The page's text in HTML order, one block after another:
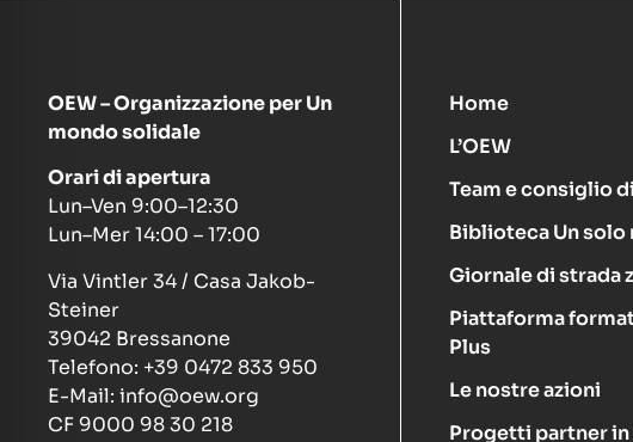
OEW – Organizzazione per Un
mondo solidale
Orari di apertura
Lun–Ven 9:00–12:30
Lun–Mer 14:00 – 17:00
Via Vintler 34 / Casa Jakob-
Steiner
39042 Bressanone
Telefono: +39 0472 833 950
E-Mail: info@oew.org
CF 9000 98 30 218
Home
L’OEW
Team e consiglio
Biblioteca Un solo
Giornale di strada
Piattaforma
Plus
Le nostre azioni
Progetti partner